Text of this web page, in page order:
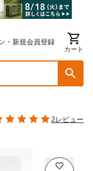
・新規会員登録
カート
2レビュー